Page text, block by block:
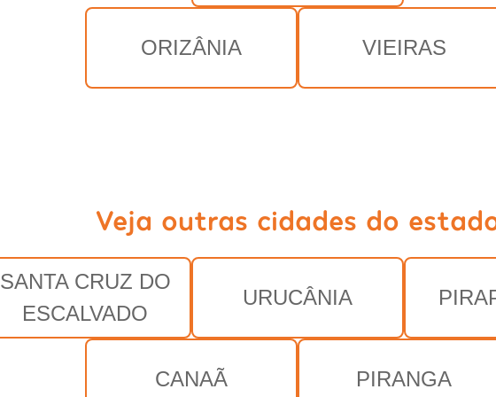
ORIZÂNIA VIEIRAS
Veja outras cidades do
SANTA CRUZ DO
ESCALVADO
URUCÂNIA
CANAÃ PIRANGA